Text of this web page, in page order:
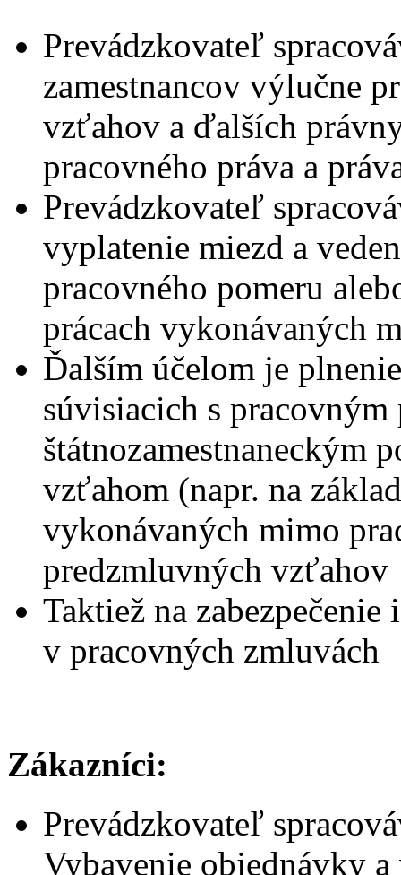
Prevádzkovateľ
zamestnancov výlučne
vzťahov a ďalších
pracovného práva a
Prevádzkovateľ
vyplatenie miezd a
pracovného pomeru
prácach vykonávaných
Ďalším účelom je
súvisiacich s pracovným
štátnozamestnaneckým
vzťahom (napr. na
vykonávaných mimo
predzmluvných vzťahov
Taktiež na
v pracovných zmluvách
Zákazníci:
Prevádzkovateľ
Vybavenie objednávky